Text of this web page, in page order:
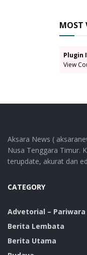
IDEP Selaras Alam
MOST
Plugin
View
Aksara News (
Nusa Tenggara Timur.
terupdate, akurat dan
CATEGORY
Advetorial – Pariwara
Berita Lembata
Berita Utama